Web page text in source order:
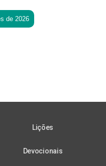
de 2026
Lições
Devocionais